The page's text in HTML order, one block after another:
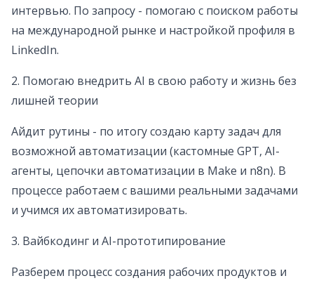
интервью. По запросу - помогаю с поиском работы
на международной рынке и настройкой профиля в
LinkedIn.
2. Помогаю внедрить AI в свою работу и жизнь без
лишней теории
Айдит рутины - по итогу создаю карту задач для
возможной автоматизации (кастомные GPT, AI-
агенты, цепочки автоматизации в Make и n8n). В
процессе работаем с вашими реальными задачами
и учимся их автоматизировать.
3. Вайбкодинг и AI-прототипирование
Разберем процесс создания рабочих продуктов и